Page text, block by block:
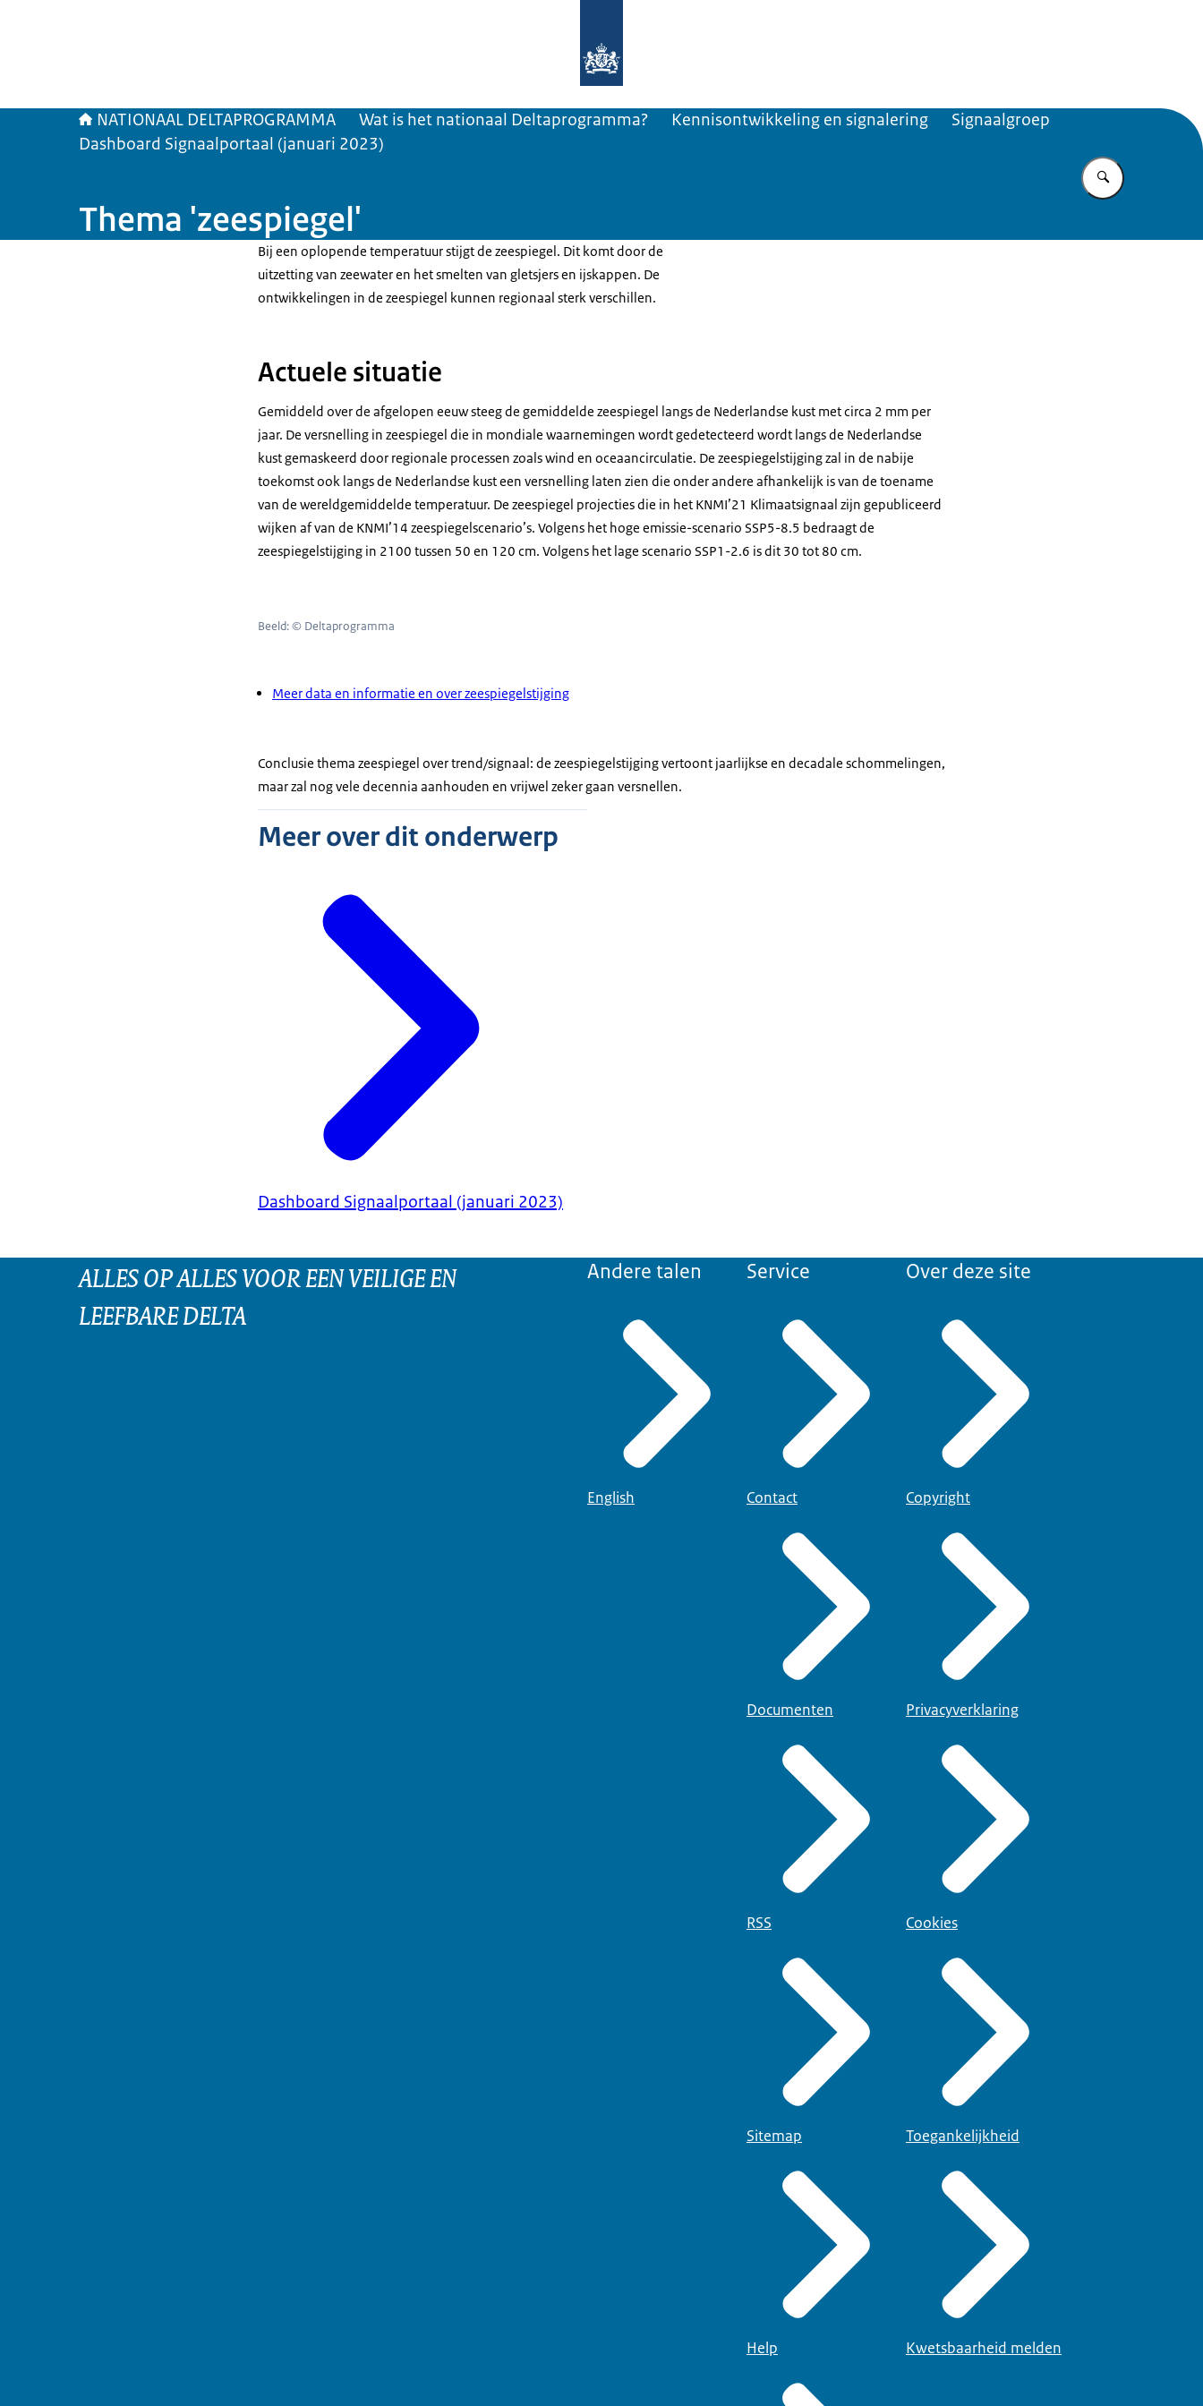
NATIONAAL DELTAPROGRAMMA Wat is het nationaal Deltaprogramma? Kennisontwikkeling en signalering
Signaalgroep
Dashboard Signaalportaal (januari 2023)
Thema 'zeespiegel'
Bij een oplopende temperatuur stijgt de zeespiegel. Dit komt door de
uitzetting van zeewater en het smelten van gletsjers en ijskappen. De
ontwikkelingen in de zeespiegel kunnen regionaal sterk verschillen.
Actuele situatie
Gemiddeld over de afgelopen eeuw steeg de gemiddelde zeespiegel langs de Nederlandse kust met circa 2 mm per
jaar. De versnelling in zeespiegel die in mondiale waarnemingen wordt gedetecteerd wordt langs de Nederlandse
kust gemaskeerd door regionale processen zoals wind en oceaancirculatie. De zeespiegelstijging zal in de nabije
toekomst ook langs de Nederlandse kust een versnelling laten zien die onder andere afhankelijk is van de toename
van de wereldgemiddelde temperatuur. De zeespiegel projecties die in het KNMI’21 Klimaatsignaal zijn gepubliceerd
wijken af van de KNMI’14 zeespiegelscenario’s. Volgens het hoge emissie-scenario SSP5-8.5 bedraagt de
zeespiegelstijging in 2100 tussen 50 en 120 cm. Volgens het lage scenario SSP1-2.6 is dit 30 tot 80 cm.
Beeld: © Deltaprogramma
Meer data en informatie en over zeespiegelstijging
Conclusie thema zeespiegel over trend/signaal: de zeespiegelstijging vertoont jaarlijkse en decadale schommelingen,
maar zal nog vele decennia aanhouden en vrijwel zeker gaan versnellen.
Meer over dit onderwerp
Dashboard Signaalportaal (januari 2023)
ALLES OP ALLES VOOR EEN VEILIGE EN
LEEFBARE DELTA
Andere talen
English
Service
Contact
Documenten
RSS
Sitemap
Help
Over deze site
Copyright
Privacyverklaring
Cookies
Toegankelijkheid
Kwetsbaarheid melden